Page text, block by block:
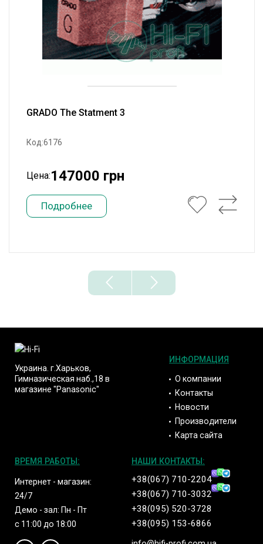
GRADO The Statment 3
Код:6176
Цена:147000 грн
Подробнее
Украина. г.Харьков,
Гимназическая наб.,18 в
магазине "Panasonic"
ИНФОРМАЦИЯ
О компании
Контакты
Новости
Производители
Карта сайта
ВРЕМЯ РАБОТЫ:
Интернет - магазин:
24/7
Демо - зал: Пн - Пт
с 11:00 до 18:00
НАШИ КОНТАКТЫ:
+38(067) 710-2204
+38(067) 710-3032
+38(095) 520-3728
+38(095) 153-6866